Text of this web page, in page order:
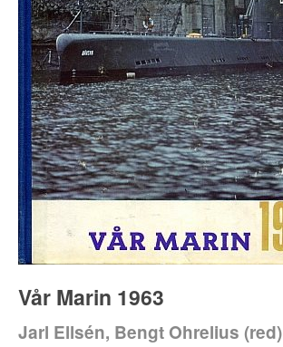
Vår Marin 1963
Jarl Ellsén, Bengt Ohrelius (red)